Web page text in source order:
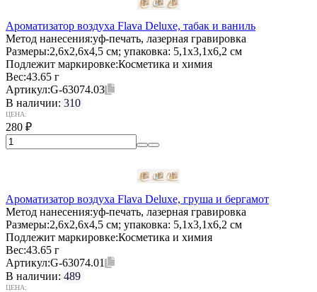
Ароматизатор воздуха Flava Deluxe, табак и ваниль
Метод нанесения:уф-печать, лазерная гравировка
Размеры:2,6х2,6х4,5 см; упаковка: 5,1x3,1x6,2 см
Подлежит маркировке:Косметика и химия
Вес:43.65 г
Артикул:G-63074.03
В наличии: 310
ЦЕНА:
280 ₽
Ароматизатор воздуха Flava Deluxe, груша и бергамот
Метод нанесения:уф-печать, лазерная гравировка
Размеры:2,6х2,6х4,5 см; упаковка: 5,1x3,1x6,2 см
Подлежит маркировке:Косметика и химия
Вес:43.65 г
Артикул:G-63074.01
В наличии: 489
ЦЕНА: